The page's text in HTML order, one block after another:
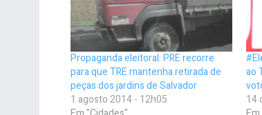
Propaganda eleitoral: PRE recorre
para que TRE mantenha retirada de
peças dos jardins de Salvador
1 agosto 2014 - 12h05
ao
14